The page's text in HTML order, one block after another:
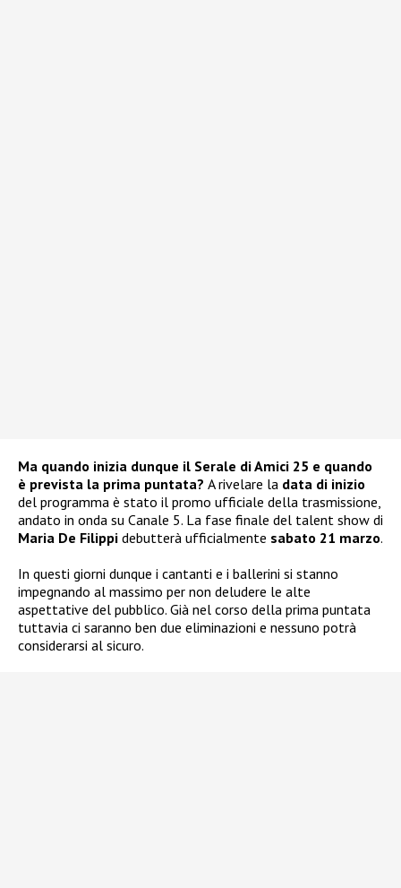
Ma quando inizia dunque il Serale di Amici 25 e quando
è prevista la prima puntata? A rivelare la data di inizio
del programma è stato il promo ufficiale della trasmissione,
andato in onda su Canale 5. La fase finale del talent show di
Maria De Filippi debutterà ufficialmente sabato 21 marzo.
In questi giorni dunque i cantanti e i ballerini si stanno
impegnando al massimo per non deludere le alte
aspettative del pubblico. Già nel corso della prima puntata
tuttavia ci saranno ben due eliminazioni e nessuno potrà
considerarsi al sicuro.